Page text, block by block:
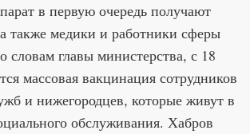
в первую очередь получают
также медики и работники сферы
словам главы министерства, с 18
массовая вакцинация сотрудников
и нижегородцев, которые живут в
обслуживания. Хабров